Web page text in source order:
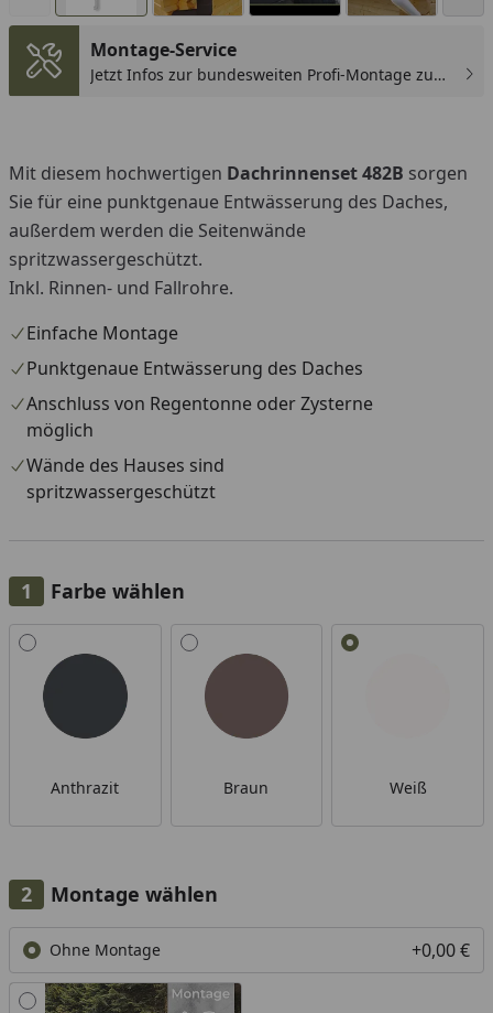
Montage-Service
Jetzt Infos zur bundesweiten Profi-Montage zum
Mit diesem hochwertigen Dachrinnenset 482B sorgen
Sie für eine punktgenaue Entwässerung des Daches,
außerdem werden die Seitenwände
spritzwassergeschützt.
Inkl. Rinnen- und Fallrohre.
Einfache Montage
Punktgenaue Entwässerung des Daches
Anschluss von Regentonne oder Zysterne
möglich
Wände des Hauses sind
spritzwassergeschützt
Farbe wählen
Alle anzeigen (3)
Anthrazit Braun Weiß
Montage wählen
Ohne Montage +0,00 €